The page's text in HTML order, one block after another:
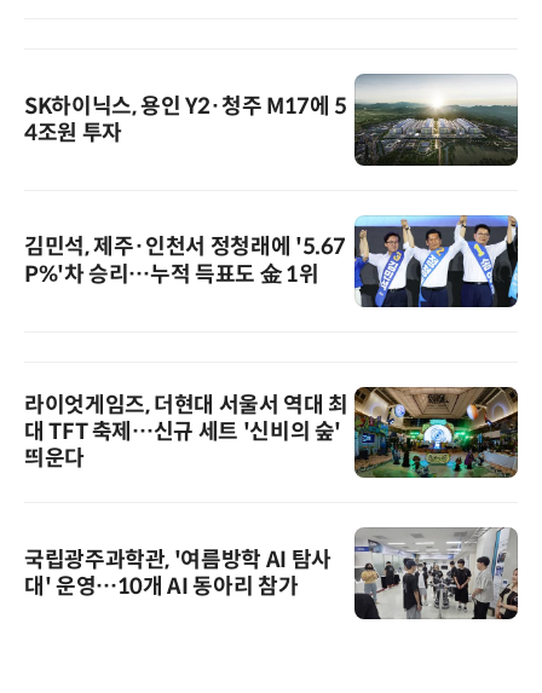
SK하이닉스, 용인 Y2·청주 M17에 5
4조원 투자
김민석, 제주·인천서 정청래에 '5.67
P%'차 승리…누적 득표도 金 1위
라이엇게임즈, 더현대 서울서 역대 최
대 TFT 축제…신규 세트 '신비의 숲'
띄운다
국립광주과학관, '여름방학 AI 탐사
대' 운영…10개 AI 동아리 참가